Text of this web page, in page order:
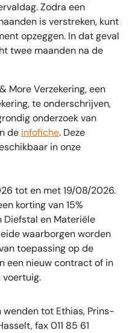
Zodra een
is verstreken, kunt
opzeggen. In dat geval
twee maanden na de
More Verzekering, een
te onderschrijven,
onderzoek van
de infofiche. Deze
in onze
tot en met 19/08/2026.
korting van 15%
en Materiële
waarborgen worden
toepassing op de
een nieuw contract of in
voertuig.
wenden tot Ethias, Prins-
fax 011 85 61